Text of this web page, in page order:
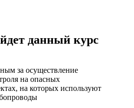
данный курс
за осуществление
на опасных
на которых используют